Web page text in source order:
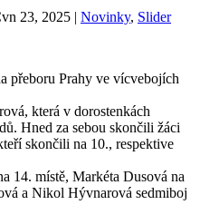
23, 2025 | Novinky, Slider
přeboru Prahy ve vícvebojích
která v dorostenkách
Hned za sebou skončili žáci
skončili na 10., respektive
14. místě, Markéta Dusová na
a Nikol Hývnarová sedmiboj